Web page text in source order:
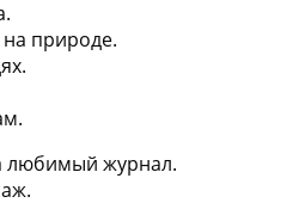
природе.
любимый журнал.